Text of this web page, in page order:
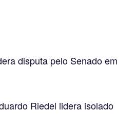
disputa pelo Senado em
Riedel lidera isolado